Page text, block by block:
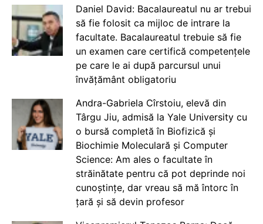
Daniel David: Bacalaureatul nu ar trebui
să fie folosit ca mijloc de intrare la
facultate. Bacalaureatul trebuie să fie
un examen care certifică competențele
pe care le ai după parcursul unui
învățământ obligatoriu
Andra-Gabriela Cîrstoiu, elevă din
Târgu Jiu, admisă la Yale University cu
o bursă completă în Biofizică și
Biochimie Moleculară și Computer
Science: Am ales o facultate în
străinătate pentru că pot deprinde noi
cunoștințe, dar vreau să mă întorc în
țară și să devin profesor